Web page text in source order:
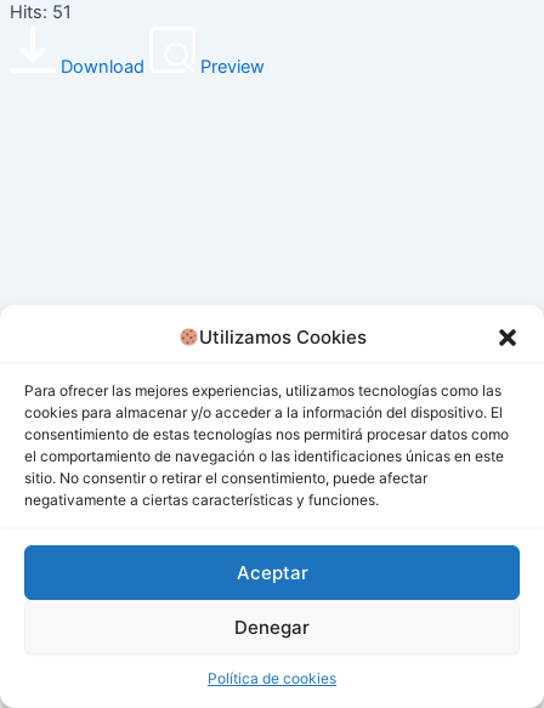
Utilizamos Cookies
Para ofrecer las mejores experiencias, utilizamos tecnologías como las
cookies para almacenar y/o acceder a la información del dispositivo. El
consentimiento de estas tecnologías nos permitirá procesar datos como
el comportamiento de navegación o las identificaciones únicas en este
sitio. No consentir o retirar el consentimiento, puede afectar
negativamente a ciertas características y funciones.
Aceptar
Denegar
Política de cookies
Hits: 51
Download Preview
Todos los derechos © 2026 San Miguel De Los Bancos |